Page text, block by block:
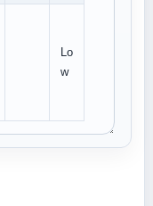
Lo
w